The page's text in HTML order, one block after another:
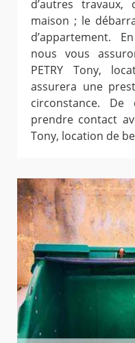
d’autres
maison ; le
d’appartement.
nous vous
PETRY Tony,
assurera une
circonstance.
prendre contact
Tony, location de